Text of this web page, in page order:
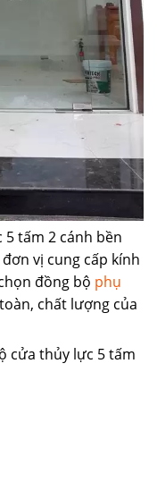
tấm 2 cánh bền
vị cung cấp kính
đồng bộ phụ
chất lượng của
cửa thủy lực 5 tấm